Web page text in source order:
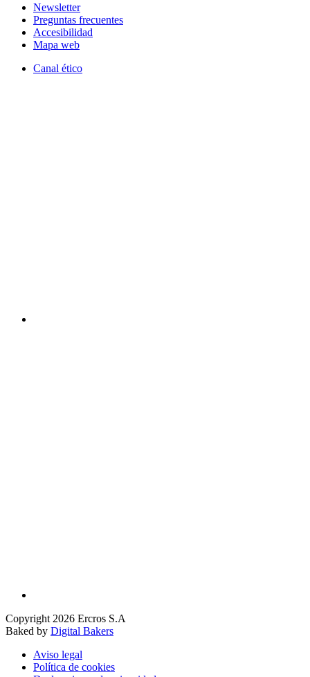
Newsletter
Preguntas frecuentes
Accesibilidad
Mapa web
Canal ético
Copyright 2026 Ercros S.A
Baked by Digital Bakers
Aviso legal
Política de cookies